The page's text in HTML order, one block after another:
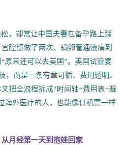
，却常让中国夫妻在备孕路上踩
腔镜做了两次、输卵管通液痛到
原来还可以去美国”。美国试管婴
，而是一条有章可循、费用透明、
把全流程拆成“时间轴+费用表+避
海外医疗的人，也能像订机票一样
月经第一天到抱娃回家